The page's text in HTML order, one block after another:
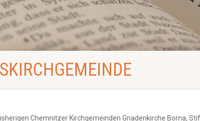
Chemnitzer Kirchgemeinden Gnadenkirche Borna,